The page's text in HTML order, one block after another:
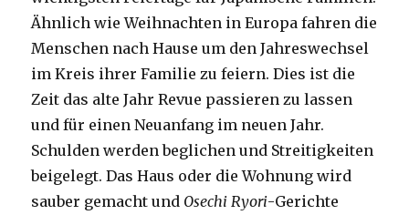
Ähnlich wie Weihnachten in Europa fahren die
Menschen nach Hause um den Jahreswechsel
im Kreis ihrer Familie zu feiern. Dies ist die
Zeit das alte Jahr Revue passieren zu lassen
und für einen Neuanfang im neuen Jahr.
Schulden werden beglichen und Streitigkeiten
beigelegt. Das Haus oder die Wohnung wird
sauber gemacht und Osechi Ryori-Gerichte